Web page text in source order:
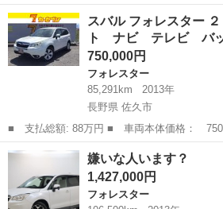
ローン最大手❗️❗️❗️ ・勤続年数の短い方🆗 ・自営業をされている方🆗 ・
専業主婦をされている方🆗 ・自
山梨 笛吹市 オトロン
スバル フォレスター
ト ナビ テレビ バ
750,000円
フォレスター
85,291km
2013年
長野県 佐久市
■ 支払総額: 88万円 ■ 車両本体価格： 750,000 円 ■ メーカー
名： スバル ■ 車種名： フォレスター ■
ｉ－Ｌ アイサイト ナビ テレビ バック
ダプティブクルー...
長野 佐久市 フォレスター
嫌いな人います？
1,427,000円
フォレスター